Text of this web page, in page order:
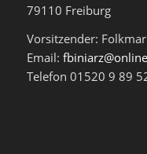
79110 Freiburg
Vorsitzender:
Email:
Telefon 01520 9 89